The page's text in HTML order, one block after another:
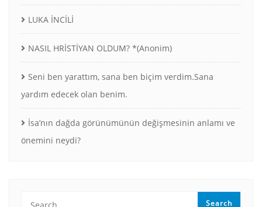
LUKA İNCİLİ
NASIL HRİSTİYAN OLDUM? *(Anonim)
Seni ben yarattım, sana ben biçim verdim.Sana
yardım edecek olan benim.
İsa’nın dağda görünümünün değişmesinin anlamı ve
önemini neydi?